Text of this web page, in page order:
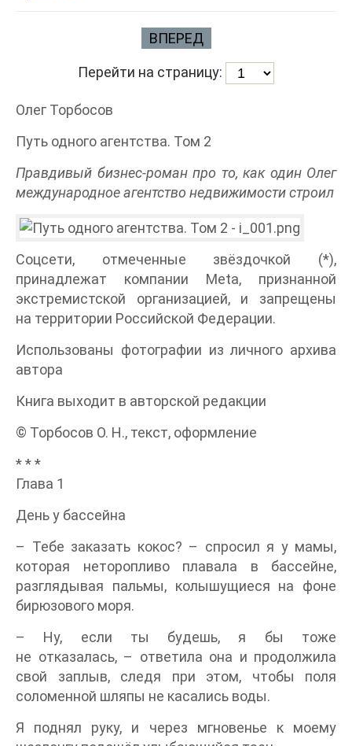
ВПЕРЕД
Перейти на страницу:
Олег Торбосов
Путь одного агентства. Том 2
Правдивый бизнес-роман про то, как один Олег
международное агентство недвижимости строил
Соцсети, отмеченные звёздочкой (*),
принадлежат компании Meta, признанной
экстремистской организацией, и запрещены
на территории Российской Федерации.
Использованы фотографии из личного архива
автора
Книга выходит в авторской редакции
© Торбосов О. Н., текст, оформление
* * *
Глава 1
День у бассейна
– Тебе заказать кокос? – спросил я у мамы,
которая неторопливо плавала в бассейне,
разглядывая пальмы, колышущиеся на фоне
бирюзового моря.
– Ну, если ты будешь, я бы тоже
не отказалась, – ответила она и продолжила
свой заплыв, следя при этом, чтобы поля
соломенной шляпы не касались воды.
Я поднял руку, и через мгновенье к моему